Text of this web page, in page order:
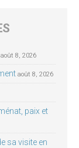
août 8, 2026
août 8, 2026
paix et
sa visite en